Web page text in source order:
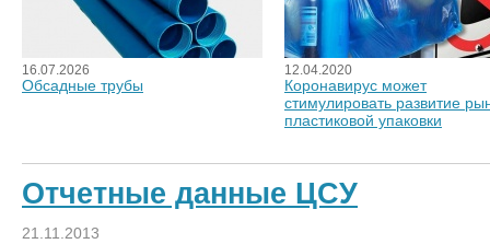
16.07.2026
Обсадные трубы
12.04.2020
Коронавирус может
стимулировать развитие
пластиковой упаковки
Отчетные данные ЦСУ
21.11.2013